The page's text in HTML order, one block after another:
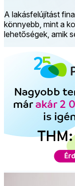
A lakásfelújítást
könnyebb, mint a
lehetőségek, amik